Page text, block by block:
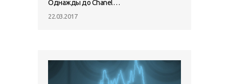
Однажды до Chanel…
22.03.2017